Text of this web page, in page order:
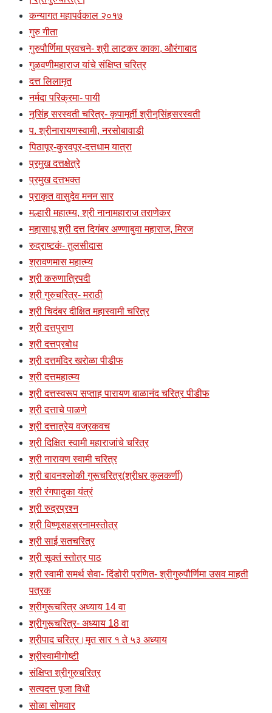
कन्यागत महापर्वकाल २०१७
गुरु गीता
गुरुपौर्णिमा प्रवचने- श्री लाटकर काका, औरंगाबाद
गुळवणीमहाराज यांचे संक्षिप्त चरित्र
दत्त लिलामृत
नर्मदा परिक्रमा- पायी
नृसिंह सरस्वती चरित्र- कृपामूर्ती श्रीनृसिंहसरस्वती
प. श्रीनारायणस्वामी, नरसोबावाडी
पिठापूर-कुरवपूर-दत्तधाम यात्रा
प्रमुख दत्तक्षेत्रे
प्रमुख दत्तभक्त
प्राकृत वासुदेव मनन सार
मल्हारी महात्म्य, श्री नानामहाराज तराणेकर
महासाधू श्री दत्त दिगंबर अण्णाबुवा महाराज, मिरज
रुद्राष्टकं- तुलसीदास
श्रावणमास महात्म्य
श्री करुणात्रिपदी
श्री गुरुचरित्र- मराठी
श्री चिदंबर दीक्षित महास्वामी चरित्र
श्री दत्तपुराण
श्री दत्तप्रबोध
श्री दत्तमंदिर खरोळा पीडीफ
श्री दत्तमहात्म्य
श्री दत्तस्वरूप सप्ताह पारायण बाळानंद चरित्र पीडीफ
श्री दत्ताचे पाळणे
श्री दत्तात्रेय वज्रकवच
श्री दिक्षित स्वामी महाराजांचे चरित्र
श्री नारायण स्वामी चरित्र
श्री बावनश्लोकी गुरूचरित्र(श्रीधर कुलकर्णी)
श्री रंगपादुका यंत्रं
श्री रुद्रप्रश्न
श्री विष्णूसहस्रनामस्तोत्र
श्री साई सतचरित्र
श्री सूक्तं स्तोत्र पाठ
श्री स्वामी समर्थ सेवा- दिंडोरी प्रणित- श्रीगुरुपौर्णिमा उसव माहती
पत्रक
श्रीगुरूचरित्र अध्याय 14 वा
श्रीगुरूचरित्र- अध्याय 18 वा
श्रीपाद चरित्र।मृत सार १ ते ५३ अध्याय
श्रीस्वामीगोष्टी
संक्षिप्त श्रीगुरुचरित्र
सत्यदत्त पूजा विधी
सोळा सोमवार